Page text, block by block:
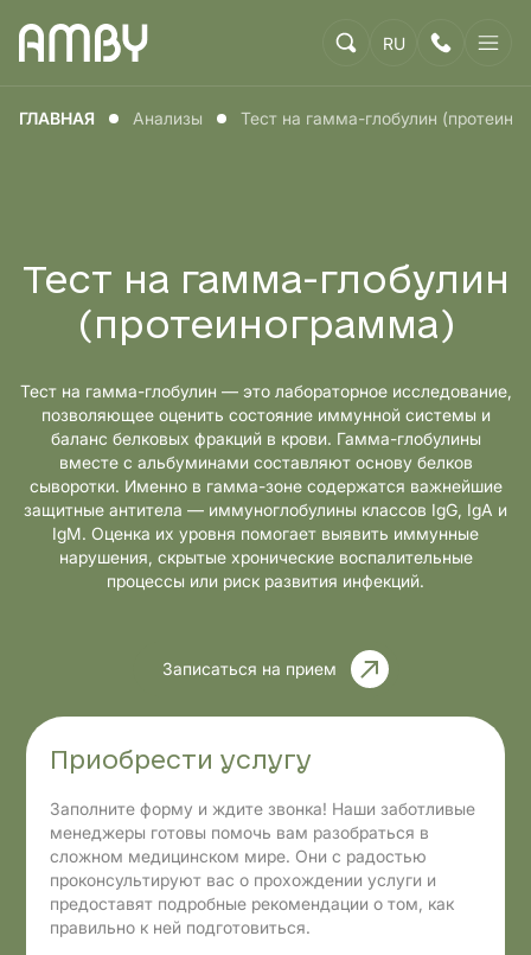
RU
ГЛАВНАЯ Анализы Тест на гамма-глобулин
Тест на гамма-глобулин
(протеинограмма)
Тест на гамма-глобулин — это лабораторное исследование,
позволяющее оценить состояние иммунной системы и
баланс белковых фракций в крови. Гамма-глобулины
вместе с альбуминами составляют основу белков
сыворотки. Именно в гамма-зоне содержатся важнейшие
защитные антитела — иммуноглобулины классов IgG, IgA и
IgM. Оценка их уровня помогает выявить иммунные
нарушения, скрытые хронические воспалительные
процессы или риск развития инфекций.
Записаться на прием
Приобрести услугу
Заполните форму и ждите звонка! Наши заботливые
менеджеры готовы помочь вам разобраться в
сложном медицинском мире. Они с радостью
проконсультируют вас о прохождении услуги и
предоставят подробные рекомендации о том, как
правильно к ней подготовиться.